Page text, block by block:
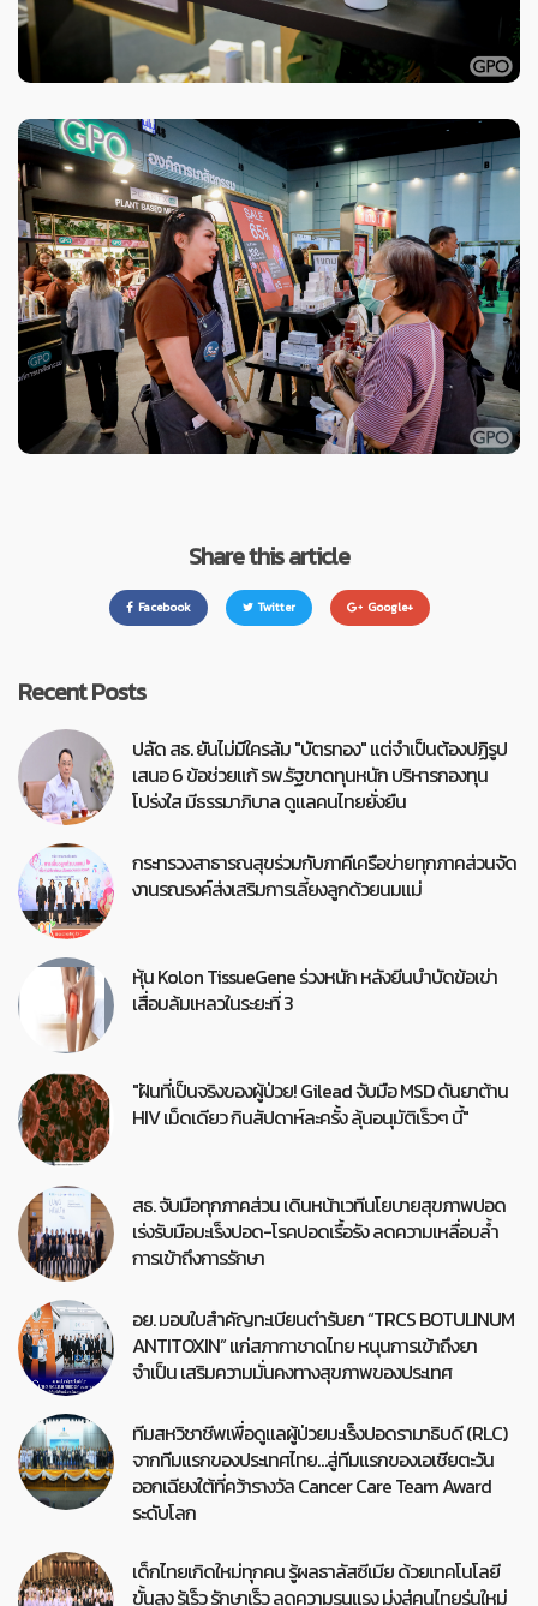
Share this article
Facebook Twitter Google+
Recent Posts
ปลัด สธ. ยันไม่มีใครล้ม "บัตรทอง" แต่จำเป็นต้องปฏิรูป
เสนอ 6 ข้อช่วยแก้ รพ.รัฐขาดทุนหนัก บริหารกองทุน
โปร่งใส มีธรรมาภิบาล ดูแลคนไทยยั่งยืน
กระทรวงสาธารณสุขร่วมกับภาคีเครือข่ายทุกภาคส่วนจัด
งานรณรงค์ส่งเสริมการเลี้ยงลูกด้วยนมแม่
หุ้น Kolon TissueGene ร่วงหนัก หลังยีนบำบัดข้อเข่า
เสื่อมล้มเหลวในระยะที่ 3
"ฝันที่เป็นจริงของผู้ป่วย! Gilead จับมือ MSD ดันยาต้าน
HIV เม็ดเดียว กินสัปดาห์ละครั้ง ลุ้นอนุมัติเร็วๆ นี้"
สธ. จับมือทุกภาคส่วน เดินหน้าเวทีนโยบายสุขภาพปอด
เร่งรับมือมะเร็งปอด-โรคปอดเรื้อรัง ลดความเหลื่อมล้ำ
การเข้าถึงการรักษา
อย. มอบใบสำคัญทะเบียนตำรับยา “TRCS BOTULINUM
ANTITOXIN” แก่สภากาชาดไทย หนุนการเข้าถึงยา
จำเป็น เสริมความมั่นคงทางสุขภาพของประเทศ
ทีมสหวิชาชีพเพื่อดูแลผู้ป่วยมะเร็งปอดรามาธิบดี (RLC)
จากทีมแรกของประเทศไทย…สู่ทีมแรกของเอเชียตะวัน
ออกเฉียงใต้ที่คว้ารางวัล Cancer Care Team Award
ระดับโลก
เด็กไทยเกิดใหม่ทุกคน รู้ผลธาลัสซีเมีย ด้วยเทคโนโลยี
ขั้นสูง รู้เร็ว รักษาเร็ว ลดความรุนแรง มุ่งสู่คนไทยรุ่นใหม่